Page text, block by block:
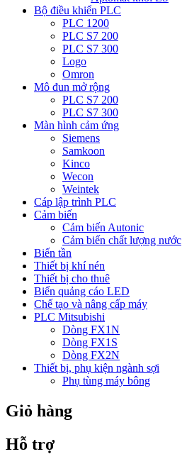
Bộ điều khiển PLC
PLC 1200
PLC S7 200
PLC S7 300
Logo
Omron
Mô đun mở rộng
PLC S7 200
PLC S7 300
Màn hình cảm ứng
Siemens
Samkoon
Kinco
Wecon
Weintek
Cáp lập trình PLC
Cảm biến
Cảm biến Autonic
Cảm biến chất lượng nước
Biến tần
Thiết bị khí nén
Thiết bị cho thuê
Biển quảng cáo LED
Chế tạo và nâng cấp máy
PLC Mitsubishi
Dòng FX1N
Dòng FX1S
Dòng FX2N
Thiết bị, phụ kiện ngành sợi
Phụ tùng máy bông
Giỏ hàng
Hỗ trợ